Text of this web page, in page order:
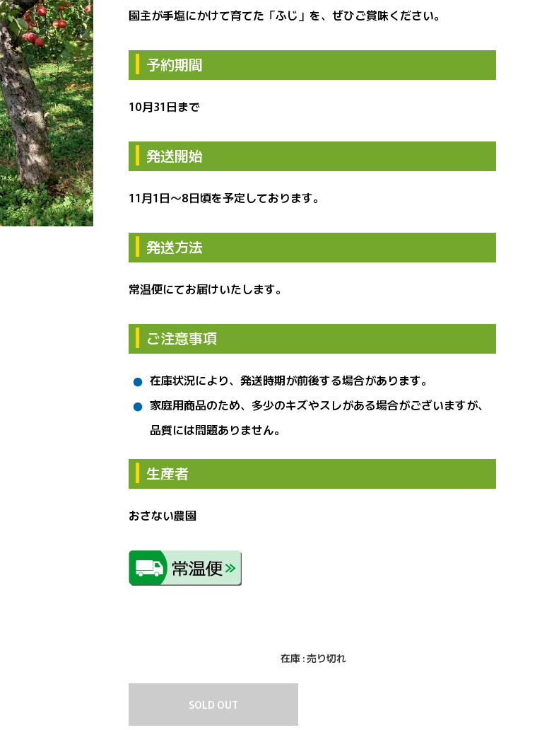
園主が手塩にかけて育てた「ふじ」を、ぜひご賞味ください。
予約期間
10月31日まで
発送開始
11月1日～8日頃を予定しております。
発送方法
常温便にてお届けいたします。
ご注意事項
在庫状況により、発送時期が前後する場合があります。
家庭用商品のため、多少のキズやスレがある場合がございますが、
品質には問題ありません。
生産者
おさない農園
在庫 : 売り切れ
SOLD OUT